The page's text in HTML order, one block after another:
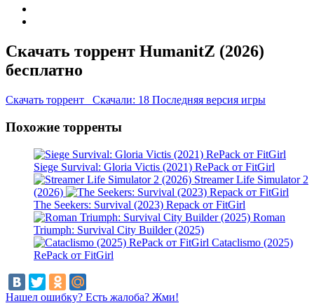
Скачать торрент HumanitZ (2026)
бесплатно
Скачать торрент Скачали: 18 Последняя версия игры
Похожие торренты
Siege Survival: Gloria Victis (2021) RePack от FitGirl
Streamer Life Simulator 2
(2026)
The Seekers: Survival (2023) Repack от FitGirl
Roman
Triumph: Survival City Builder (2025)
Cataclismo (2025)
RePack от FitGirl
Нашел ошибку? Есть жалоба? Жми!